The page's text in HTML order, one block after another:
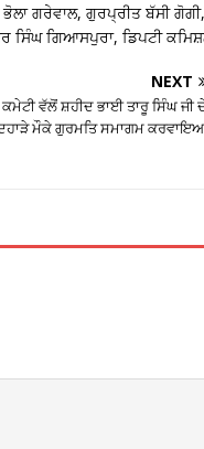
ਗਰੇਵਾਲ, ਗੁਰਪ੍ਰੀਤ ਬੱਸੀ
ਸਿੰਘ ਗਿਆਸਪੁਰਾ, ਡਿਪਟੀ
NEXT
ਵੱਲੋਂ ਸ਼ਹੀਦ ਭਾਈ ਤਾਰੂ ਸਿੰਘ ਜੀ
ਮੌਕੇ ਗੁਰਮਤਿ ਸਮਾਗਮ